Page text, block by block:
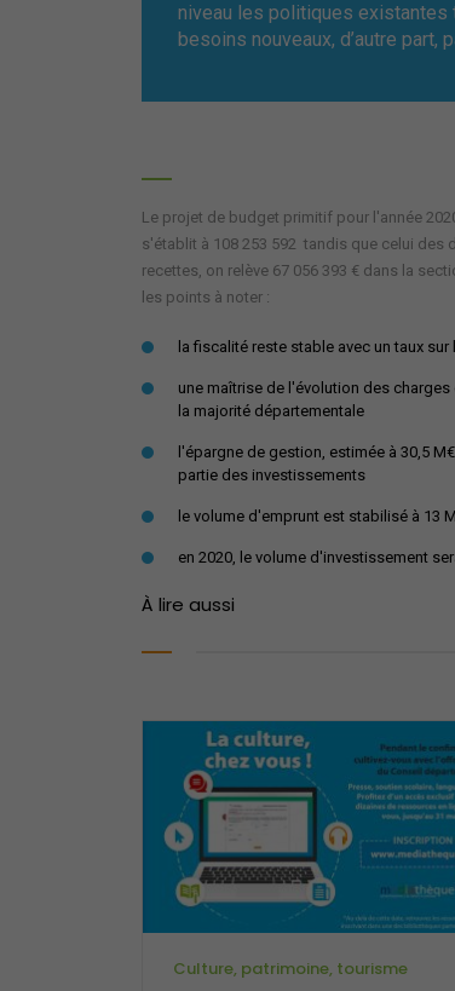
niveau les politiques existantes
besoins nouveaux, d’autre part,
Le projet de budget primitif pour l'année
s'établit à 108 253 592 tandis que celui des
recettes, on relève 67 056 393 € dans la
les points à noter :
la fiscalité reste stable avec un taux
une maîtrise de l'évolution des
la majorité départementale
l'épargne de gestion, estimée à 30,5
partie des investissements
le volume d'emprunt est stabilisé à 13
en 2020, le volume d'investissement
À lire aussi
Culture, patrimoine, tourisme